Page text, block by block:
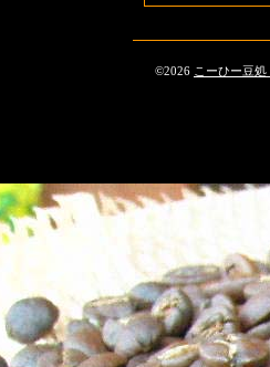
©2026 こーひー豆